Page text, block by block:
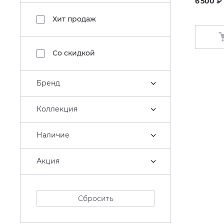
Хит продаж
Со скидкой
Бренд
Коллекция
Наличие
Акция
Сбросить